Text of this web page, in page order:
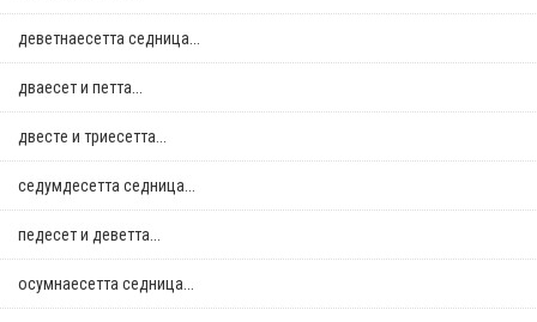
деветнаесетта седница...
дваесет и петта...
двестe и триесетта...
седумдесетта седница...
педесет и деветта...
осумнaесетта седница...